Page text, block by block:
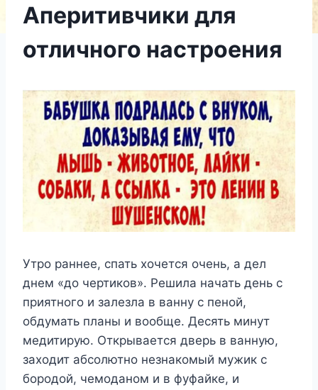
Аперитивчики для
отличного настроения
Утро раннее, спать хочется очень, а дел
днем «до чертиков». Решила начать день с
приятного и залезла в ванну с пеной,
обдумать планы и вообще. Десять минут
медитирую. Открывается дверь в ванную,
заходит абсолютно незнакомый мужик с
бородой, чемоданом и в фуфайке, и